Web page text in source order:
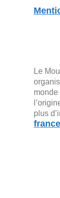
Le
monde
plus